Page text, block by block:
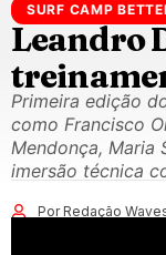
SURF CAMP
Leandro
Primeira edição
como Francisco
Mendonça, Maria
imersão técnica
Por Redação